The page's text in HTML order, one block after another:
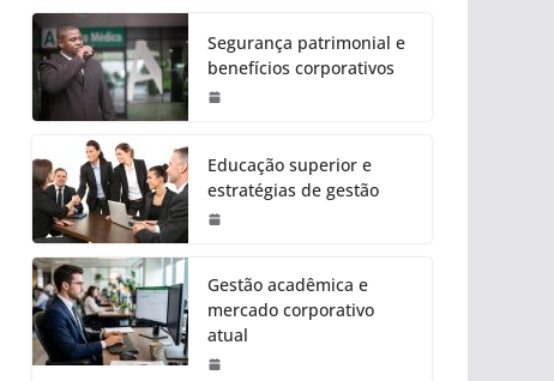
Segurança patrimonial e
benefícios corporativos
Educação superior e
estratégias de gestão
Gestão acadêmica e
mercado corporativo
atual